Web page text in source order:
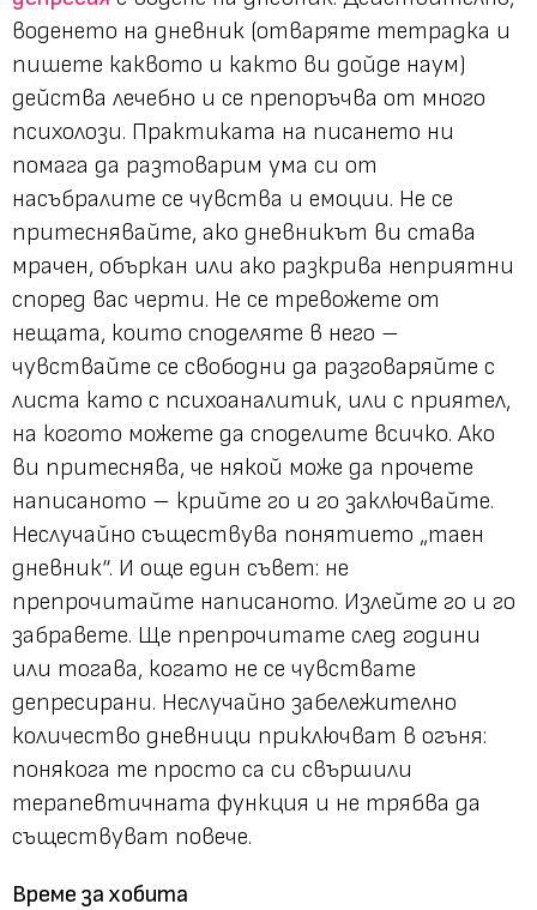
воденето на дневник (отваряте тетрадка и
пишете каквото и както ви дойде наум)
действа лечебно и се препоръчва от много
психолози. Практиката на писането ни
помага да разтоварим ума си от
насъбралите се чувства и емоции. Не се
притеснявайте, ако дневникът ви става
мрачен, объркан или ако разкрива неприятни
според вас черти. Не се тревожете от
нещата, които споделяте в него –
чувствайте се свободни да разговаряйте с
листа като с психоаналитик, или с приятел,
на когото можете да споделите всичко. Ако
ви притеснява, че някой може да прочете
написаното – крийте го и го заключвайте.
Неслучайно съществува понятието „таен
дневник“. И още един съвет: не
препрочитайте написаното. Излейте го и го
забравете. Ще препрочитате след години
или тогава, когато не се чувствате
депресирани. Неслучайно забележително
количество дневници приключват в огъня:
понякога те просто са си свършили
терапевтичната функция и не трябва да
съществуват повече.
Време за хобита